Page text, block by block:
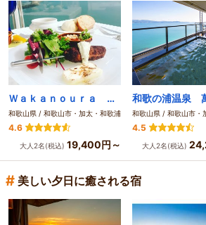
Ｗａｋａｎｏｕｒａ Ｎａｔｕｒｅ Ｒｅｓｏｒｔ エピカリス
和歌山県 / 和歌山市・加太・和歌浦
4.6
大人2名(税込) 19,400円～
和歌山県 / 和歌山市・
4.5
大人2名(税込)
# 美しい夕日に癒される宿